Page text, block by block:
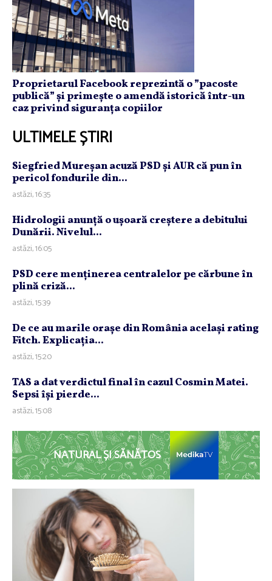
Proprietarul Facebook reprezintă o ”pacoste
publică” și primește o amendă istorică într-un
caz privind siguranța copiilor
ULTIMELE ȘTIRI
Siegfried Mureşan acuză PSD şi AUR că pun în
pericol fondurile din...
astăzi, 16:35
Hidrologii anunţă o uşoară creştere a debitului
Dunării. Nivelul...
astăzi, 16:05
PSD cere menţinerea centralelor pe cărbune în
plină criză...
astăzi, 15:39
De ce au marile oraşe din România acelaşi rating
Fitch. Explicaţia...
astăzi, 15:20
TAS a dat verdictul final în cazul Cosmin Matei.
Sepsi îşi pierde...
astăzi, 15:08
NATURAL ȘI SĂNĂTOS